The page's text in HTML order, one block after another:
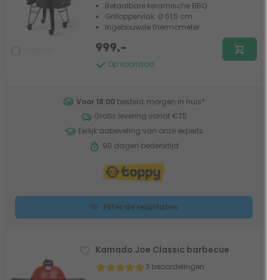
Betaalbare keramische BBQ
Grilloppervlak: Ø 51,5 cm
Ingebouwde thermometer
Op voorraad
999,-
Voor 18:00 besteld, morgen in huis*
Gratis levering vanaf €75
Eerlijk aabeveling van onze experts
90 dagen bedenktijd
Filter de resultaten
Kamado Joe Classic barbecue
3 beoordelingen